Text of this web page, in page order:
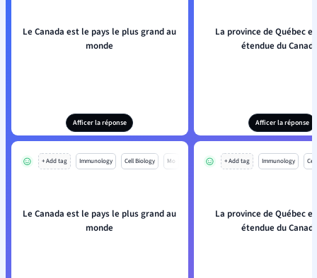
Le Canada est le pays le plus grand au
monde
Afficer la réponse
La province de Québec
étendue du
Afficer la réponse
+ Add tag Immunology Cell Biology Mo
Le Canada est le pays le plus grand au
monde
+ Add tag Immunology
La province de Québec
étendue du